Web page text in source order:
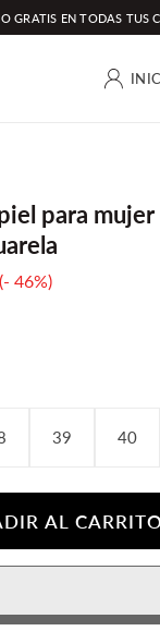
GRATIS EN TODAS TUS
para mujer
46%)
39 40
AL CARRITO